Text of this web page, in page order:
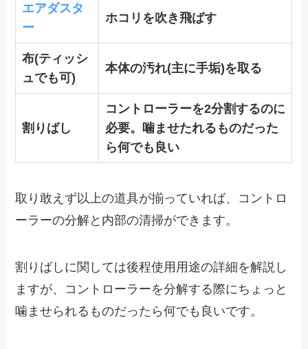
エアダスタ
ー
ホコリを吹き飛ばす
布(ティッシ
ュでも可)
本体の汚れ(主に手垢)を取る
割りばし
コントローラーを2分割するのに
必要。噛ませたれるものだった
ら何でも良い
取り敢えず以上の道具が揃っていれば、コントロ
ーラーの分解と内部の清掃ができます。
割りばしに関しては後程使用用途の詳細を解説し
ますが、コントローラーを分解する際にちょっと
噛ませられるものだったら何でも良いです。